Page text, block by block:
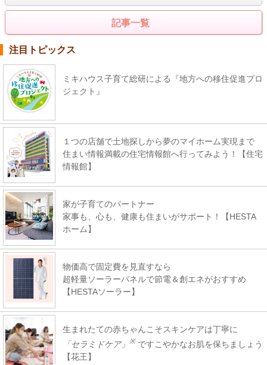
記事一覧
注目トピックス
ミキハウス子育て総研による『地方への移住促進プロ
ジェクト』
１つの店舗で土地探しから夢のマイホーム実現まで
住まい情報満載の住宅情報館へ行ってみよう！【住宅
情報館】
家が子育てのパートナー
家事も、心も、健康も住まいがサポート！【HESTA
ホーム】
物価高で固定費を見直すなら
超軽量ソーラーパネルで節電＆創エネがおすすめ
【HESTAソーラー】
生まれたての赤ちゃんこそスキンケアは丁寧に
「セラミドケア」
※ ですこやかなお肌を保ちましょう
【花王】